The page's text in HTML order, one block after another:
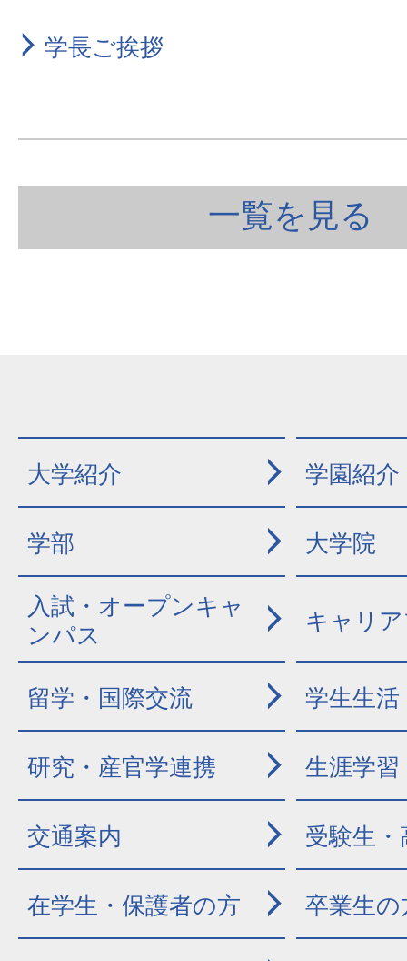
学長ご挨拶
一覧を見る
大学紹介 学園紹介
学部 大学院
入試・オープンキャ
ンパス
キャリ
留学・国際交流 学生生活
研究・産官学連携 生涯学習
交通案内 受験生
在学生・保護者の方 卒業生の